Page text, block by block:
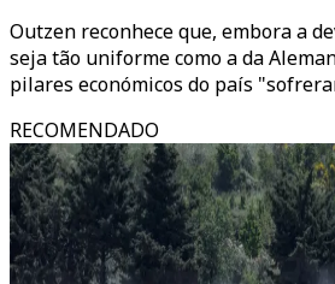
Outzen reconhece que, embora a
seja tão uniforme como a da
pilares económicos do país
RECOMENDADO